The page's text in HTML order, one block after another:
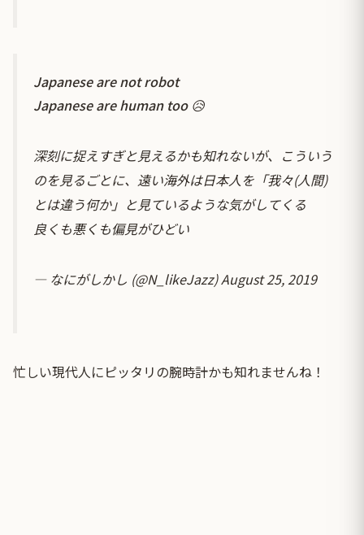
Japanese are not robot
Japanese are human too 😥
深刻に捉えすぎと見えるかも知れないが、こういう
のを見るごとに、遠い海外は日本人を「我々(人間)
とは違う何か」と見ているような気がしてくる
良くも悪くも偏見がひどい
— なにがしかし (@N_likeJazz)August 25, 2019
忙しい現代人にピッタリの腕時計かも知れませんね！